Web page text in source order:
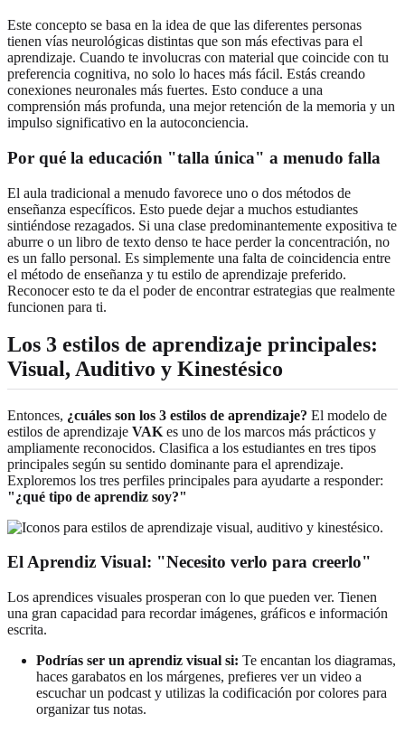
Este concepto se basa en la idea de que las diferentes personas
tienen vías neurológicas distintas que son más efectivas para el
aprendizaje. Cuando te involucras con material que coincide con tu
preferencia cognitiva, no solo lo haces más fácil. Estás creando
conexiones neuronales más fuertes. Esto conduce a una
comprensión más profunda, una mejor retención de la memoria y un
impulso significativo en la autoconciencia.
Por qué la educación "talla única" a menudo falla
El aula tradicional a menudo favorece uno o dos métodos de
enseñanza específicos. Esto puede dejar a muchos estudiantes
sintiéndose rezagados. Si una clase predominantemente expositiva te
aburre o un libro de texto denso te hace perder la concentración, no
es un fallo personal. Es simplemente una falta de coincidencia entre
el método de enseñanza y tu estilo de aprendizaje preferido.
Reconocer esto te da el poder de encontrar estrategias que realmente
funcionen para ti.
Los 3 estilos de aprendizaje principales:
Visual, Auditivo y Kinestésico
Entonces, ¿cuáles son los 3 estilos de aprendizaje? El modelo de
estilos de aprendizaje VAK es uno de los marcos más prácticos y
ampliamente reconocidos. Clasifica a los estudiantes en tres tipos
principales según su sentido dominante para el aprendizaje.
Exploremos los tres perfiles principales para ayudarte a responder:
"¿qué tipo de aprendiz soy?"
El Aprendiz Visual: "Necesito verlo para creerlo"
Los aprendices visuales prosperan con lo que pueden ver. Tienen
una gran capacidad para recordar imágenes, gráficos e información
escrita.
Podrías ser un aprendiz visual si: Te encantan los diagramas,
haces garabatos en los márgenes, prefieres ver un video a
escuchar un podcast y utilizas la codificación por colores para
organizar tus notas.